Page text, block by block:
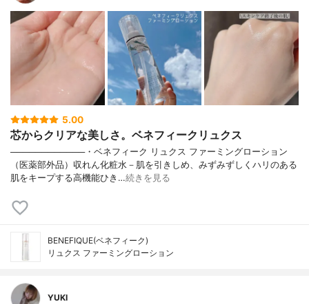
5.00
芯からクリアな美しさ。ベネフィークリュクス
────────────・ベネフィーク リュクス ファーミングローション
（医薬部外品）収れん化粧水－肌を引きしめ、みずみずしくハリのある
肌をキープする高機能ひき…続きを見る
BENEFIQUE(ベネフィーク)
リュクス ファーミングローション
YUKI